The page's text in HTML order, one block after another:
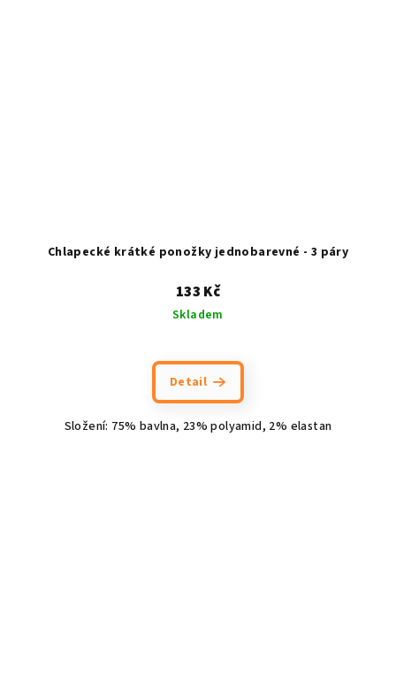
Chlapecké krátké ponožky jednobarevné - 3 páry
133 Kč
Skladem
Detail
Složení: 75% bavlna, 23% polyamid, 2% elastan